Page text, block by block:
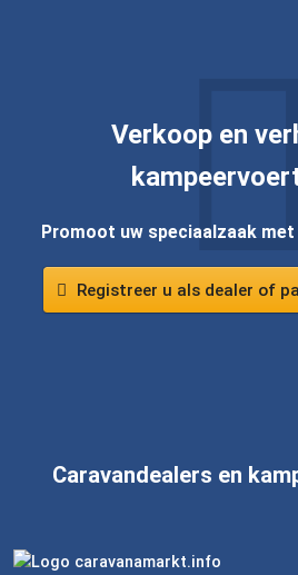
Verkoop en
Promoot uw speciaalzaak
Registreer u als dealer of
Caravandealers en